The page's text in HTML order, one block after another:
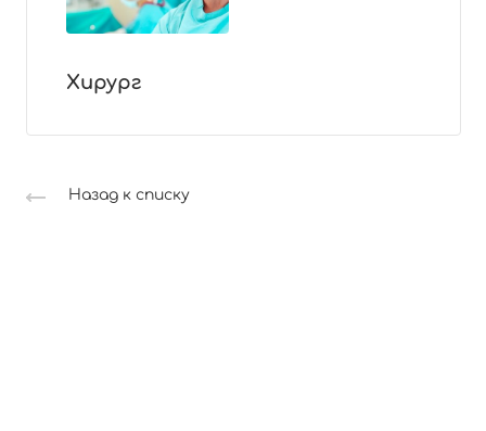
Хирург
Назад к списку